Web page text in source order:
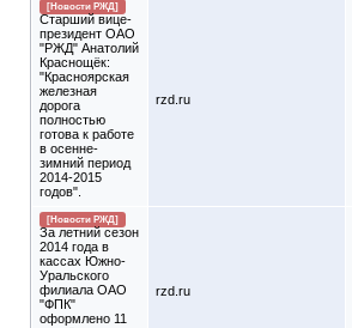
[Новости РЖД]
Старший вице-
президент ОАО
"РЖД" Анатолий
Краснощёк:
"Красноярская
железная
дорога
полностью
готова к работе
в осенне-
зимний период
2014-2015
годов".
rzd.ru
[Новости РЖД]
За летний сезон
2014 года в
кассах Южно-
Уральского
филиала ОАО
"ФПК"
оформлено 11
rzd.ru